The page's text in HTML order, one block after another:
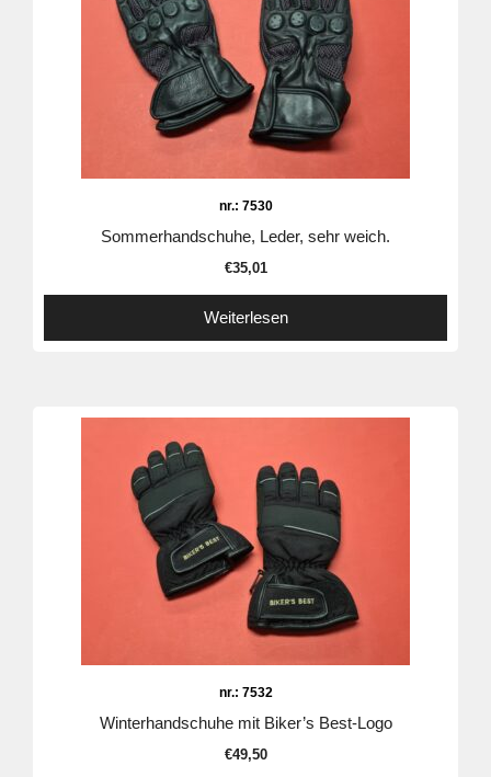
nr.: 7530
Sommerhandschuhe, Leder, sehr weich.
€35,01
Weiterlesen
nr.: 7532
Winterhandschuhe mit Biker’s Best-Logo
€49,50